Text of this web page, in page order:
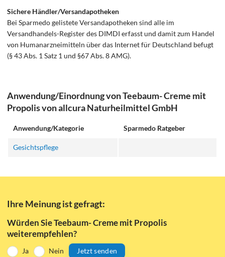
Sichere Händler/Versandapotheken
Bei Sparmedo gelistete Versandapotheken sind alle im
Versandhandels-Register des DIMDI erfasst und damit zum Handel
von Humanarzneimitteln über das Internet für Deutschland befugt
(§ 43 Abs. 1 Satz 1 und §67 Abs. 8 AMG).
Anwendung/Einordnung von Teebaum- Creme mit
Propolis von allcura Naturheilmittel GmbH
Anwendung/Kategorie Sparmedo Ratgeber
Gesichtspflege
Ihre Meinung ist gefragt:
Würden Sie Teebaum- Creme mit Propolis
weiterempfehlen?
Ja Nein Jetzt senden